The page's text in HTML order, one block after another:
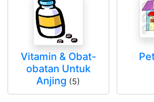
Vitamin & Obat-
obatan Untuk
Anjing (5)